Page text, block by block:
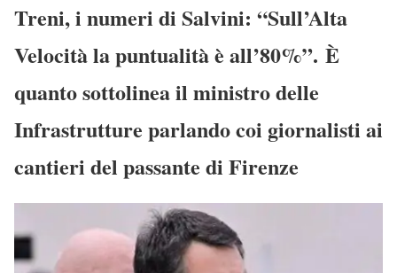
Treni, i numeri di Salvini: “Sull’Alta
Velocità la puntualità è all’80%”. È
quanto sottolinea il ministro delle
Infrastrutture parlando coi giornalisti ai
cantieri del passante di Firenze